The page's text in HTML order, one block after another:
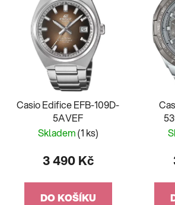
Casio Edifice EFB-109D-
5AVEF
Skladem(1 ks)
3 490 Kč
DO KOŠÍKU